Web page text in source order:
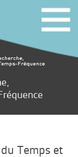
Temps et